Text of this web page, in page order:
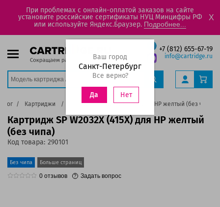
При проблемах с онлайн-оплатой заказов на сайте
установите российские сертификаты НУЦ Минцифры РФ
или используйте Яндекс.Браузер. Подробнее...
X
+7 (812) 655-67-19
info@cartridge.ru
Ваш город
Санкт-Петербург
Все верно?
Да Нет
Картриджи Картридж SP W2032X (415X) для HP желтый (без чипа)
Картридж SP W2032X (415X) для HP желтый
(без чипа)
Код товара: 290101
Без чипа Больше страниц
0 отзывов Задать вопрос